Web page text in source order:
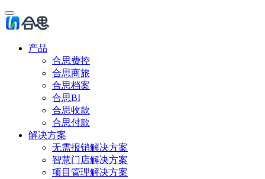
产品
合思费控
合思商旅
合思档案
合思BI
合思收款
合思付款
解决方案
无需报销解决方案
智慧门店解决方案
项目管理解决方案